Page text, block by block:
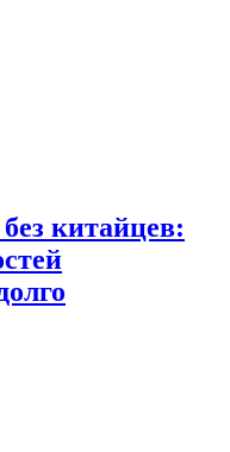
китайцев: